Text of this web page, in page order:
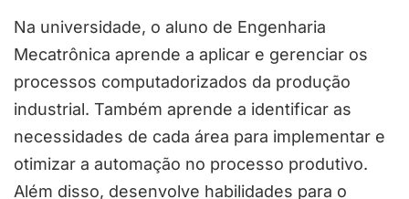
Na universidade, o aluno de Engenharia
Mecatrônica aprende a aplicar e gerenciar os
processos computadorizados da produção
industrial. Também aprende a identificar as
necessidades de cada área para implementar e
otimizar a automação no processo produtivo.
Além disso, desenvolve habilidades para o